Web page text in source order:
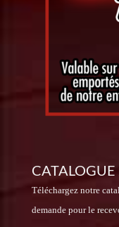
Téléchargez notre
demande pour le